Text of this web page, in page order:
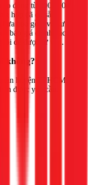
động từ 300.000đ
hợp đã có sẵn
bao gồm vật tư
báo giá chính xác
tôi để được tư vấn.
không?
huyện TPHCM,
được yêu cầu.